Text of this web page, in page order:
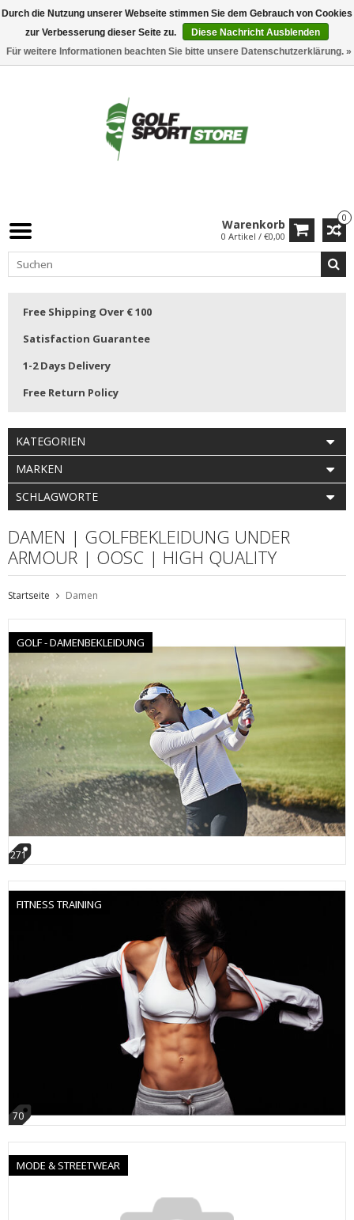
0
Warenkorb
0 Artikel / €0,00
Free Shipping Over € 100
Satisfaction Guarantee
1-2 Days Delivery
Free Return Policy
KATEGORIEN
MARKEN
SCHLAGWORTE
DAMEN | GOLFBEKLEIDUNG UNDER
ARMOUR | OOSC | HIGH QUALITY
Startseite Damen
GOLF - DAMENBEKLEIDUNG
271
FITNESS TRAINING
70
MODE & STREETWEAR
Durch die Nutzung unserer Webseite stimmen Sie dem Gebrauch von Cookies
zur Verbesserung dieser Seite zu.
Diese Nachricht Ausblenden
Für weitere Informationen beachten Sie bitte unsere Datenschutzerklärung. »